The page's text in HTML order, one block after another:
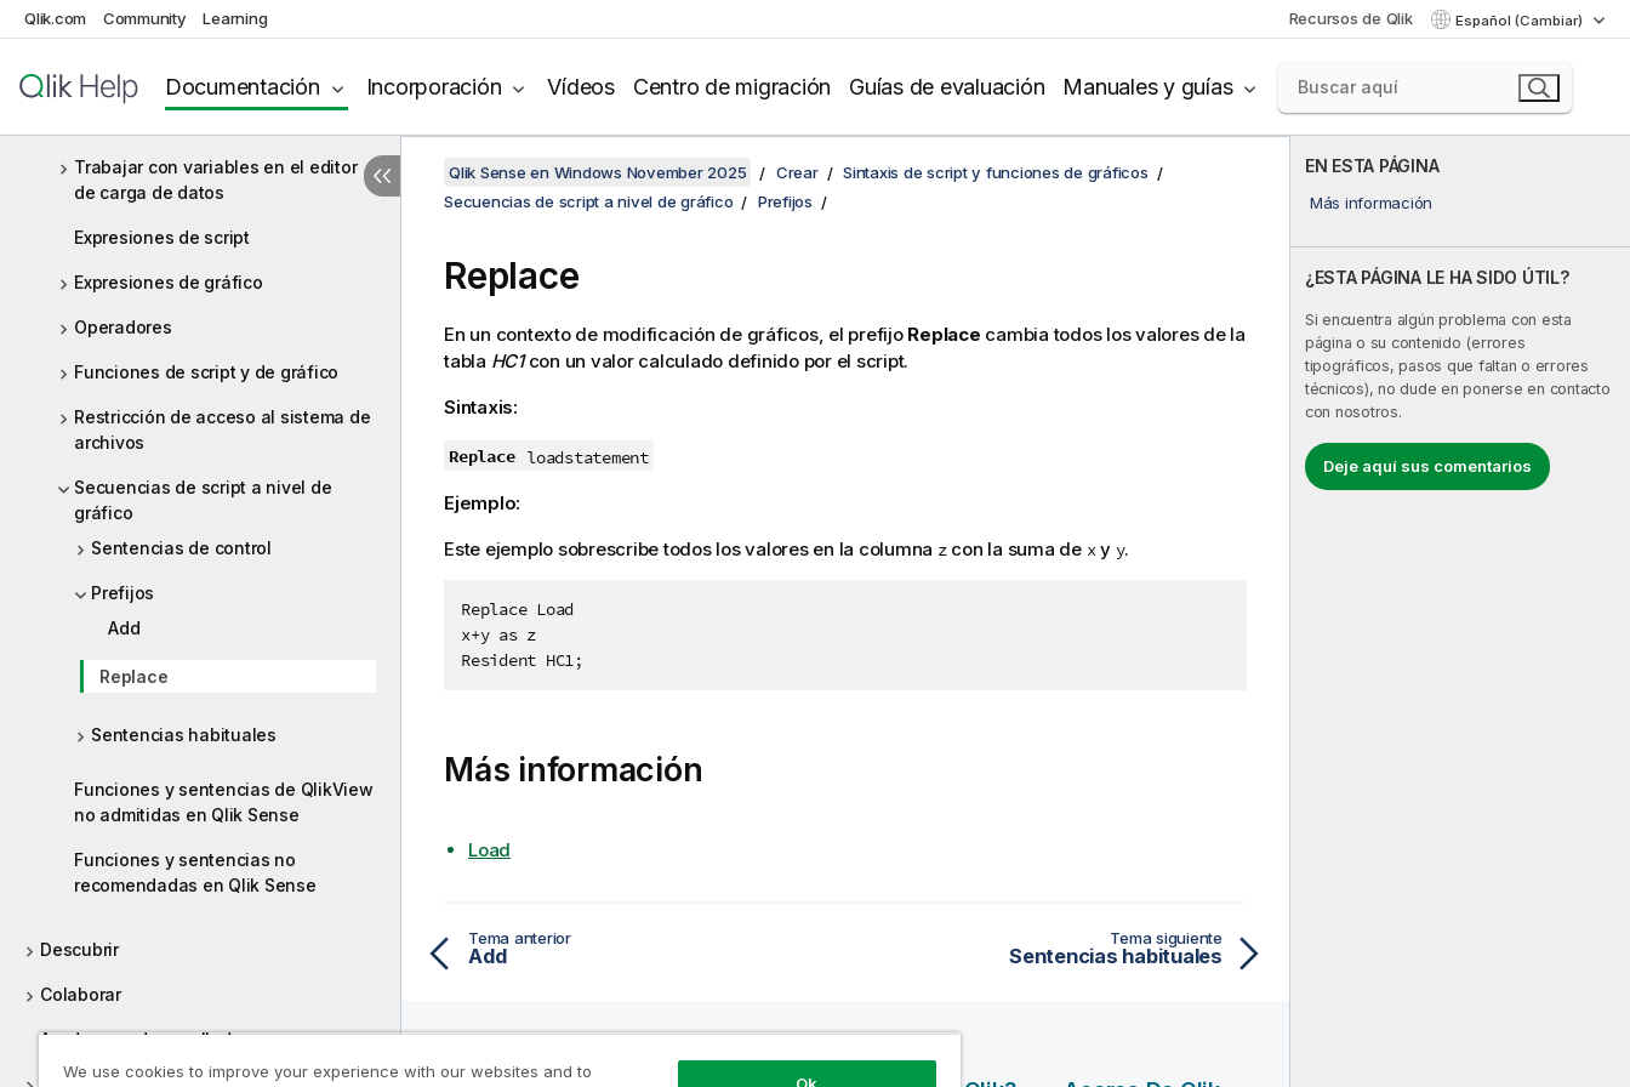
Qlik.com Community Learning Recursos de Qlik Español (Cambiar)
Documentación Incorporación Vídeos Centro de migración Guías de evaluación Manuales y guías
Descripción general de la sintaxis
Sentencias de script y palabras
Trabajar con variables en el editor
de carga de datos
Expresiones de script
Expresiones de gráfico
Operadores
Funciones de script y de gráfico
Restricción de acceso al sistema de
archivos
Secuencias de script a nivel de
gráfico
Sentencias de control
Prefijos
Add
Replace
Sentencias habituales
Funciones y sentencias de QlikView
no admitidas en Qlik Sense
Funciones y sentencias no
recomendadas en Qlik Sense
Descubrir
Colaborar
Ayuda para desarrolladores
EN ESTA PÁGINA
Más información
¿ESTA PÁGINA LE HA SIDO ÚTIL?
Si encuentra algún problema con esta
página o su contenido (errores
tipográficos, pasos que faltan o errores
técnicos), no dude en ponerse en contacto
con nosotros.
Deje aquí sus comentarios
Qlik Sense en Windows November 2025 Crear
Sintaxis de script y funciones de gráficos
Secuencias de script a nivel de gráfico
Prefijos
Replace
En un contexto de modificación de gráficos, el prefijo Replace cambia todos los valores de la
tabla HC1con un valor calculado definido por el script.
Sintaxis:
Replace loadstatement
Ejemplo:
Este ejemplo sobrescribe todos los valores en la columna zcon la suma de x y y.
Replace Load
x+y as z
Más información
Load
Tema anterior
Add
Tema siguiente
Sentencias habituales
We use cookies to improve your experience with our websites and to